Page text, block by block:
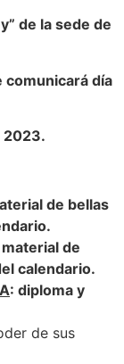
de la sede de
comunicará día
2023.
de bellas
de
calendario.
: diploma y
de sus